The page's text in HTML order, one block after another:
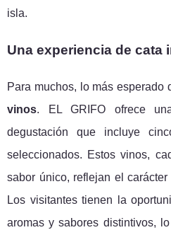
isla.
Una experiencia de cata
Para muchos, lo más esperado
vinos. EL GRIFO ofrece
degustación que incluye
seleccionados. Estos vinos,
sabor único, reflejan el
Los visitantes tienen la
aromas y sabores distintivos,